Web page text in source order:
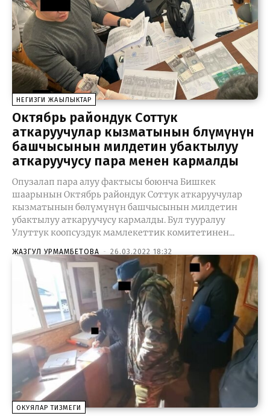
НЕГИЗГИ ЖАҢЫЛЫКТАР
Октябрь райондук Соттук
аткаруучулар кызматынын бөлүмүнүн
башчысынын милдетин убактылуу
аткаруучусу пара менен кармалды
Опузалап пара алуу фактысы боюнча Бишкек
шаарынын Октябрь райондук Соттук аткаруучулар
кызматынын бөлүмүнүн башчысынын милдетин
убактылуу аткаруучусу кармалды. Бул тууралуу
Улуттук коопсуздук мамлекеттик комитетинен...
ЖАЗГУЛ УРМАМБЕТОВА - 26.03.2022 18:32
ОКУЯЛАР ТИЗМЕГИ